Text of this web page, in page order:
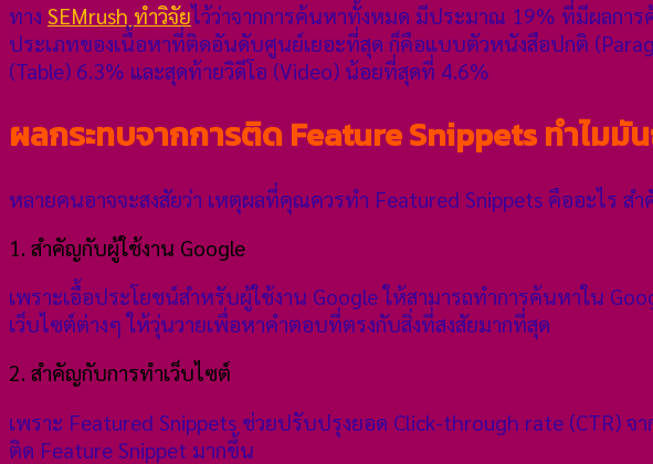
ทาง SEMrush ทำวิจัยไว้ว่าจากการค้นหาทั้งหมด มีประมาณ 19% ที่มีผลกา
ประเภทของเนื้อหาที่ติดอันดับศูนย์เยอะที่สุด ก็คือแบบตัวหนังสือปกติ
(Table) 6.3% และสุดท้ายวิดีโอ (Video) น้อยที่สุดที่ 4.6%
ผลกระทบจากการติด Feature Snippets ทำไม
หลายคนอาจจะสงสัยว่า เหตุผลที่คุณควรทำ Featured Snippets คืออะไร
1. สำคัญกับผู้ใช้งาน Google
เพราะเอื้อประโยชน์สำหรับผู้ใช้งาน Google ให้สามารถทำการค้นหาใน
เว็บไซต์ต่างๆ ให้วุ่นวายเพื่อหาคำตอบที่ตรงกับสิ่งที่สงสัยมากที่สุด
2. สำคัญกับการทำเว็บไซต์
เพราะ Featured Snippets ช่วยปรับปรุงยอด Click-through rate (CTR)
ติด Feature Snippet มากขึ้น